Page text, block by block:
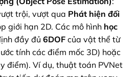
trội, vượt qua Phát hiện đối
giới hạn 2D. Các mô hình học
đầy đủ 6DOF của vật thể từ
tính các điểm mốc 3D) hoặc
điểm). Ví dụ, thuật toán PVNet